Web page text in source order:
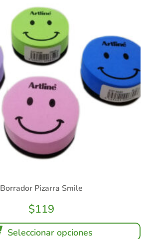
Borrador Pizarra Smile
$119
Seleccionar opciones